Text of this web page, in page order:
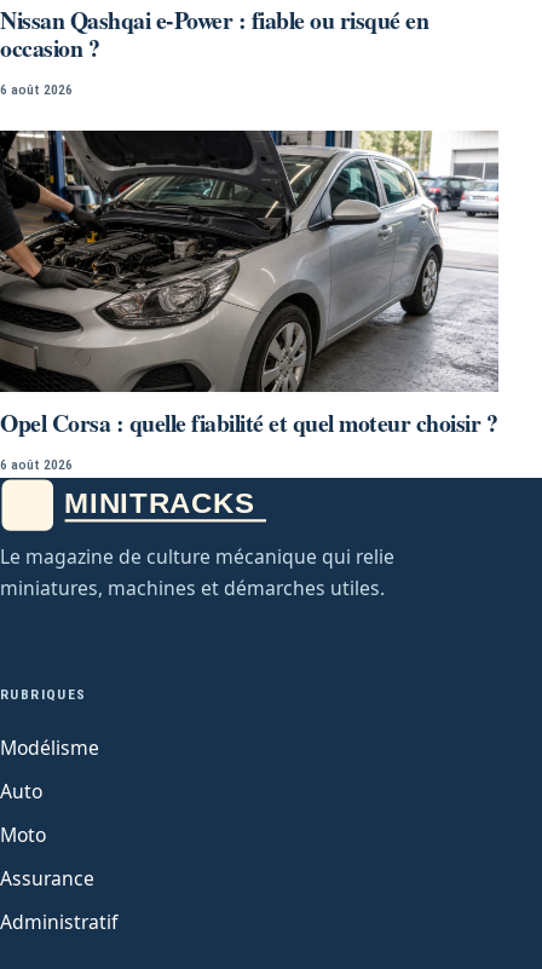
Nissan Qashqai e-Power : fiable ou risqué en
occasion ?
6 août 2026
Opel Corsa : quelle fiabilité et quel moteur choisir ?
6 août 2026
Le magazine de culture mécanique qui relie
miniatures, machines et démarches utiles.
RUBRIQUES
Modélisme
Auto
Moto
Assurance
Administratif